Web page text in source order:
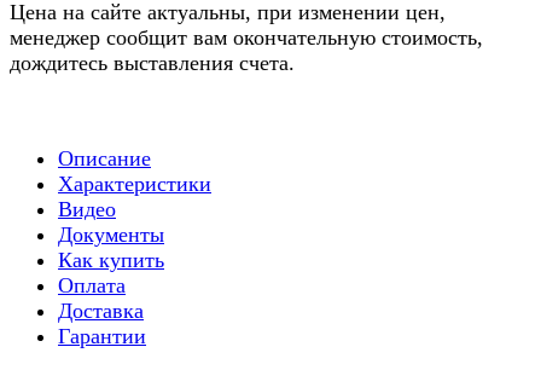
Цена на сайте актуальны, при изменении цен,
менеджер сообщит вам окончательную стоимость,
дождитесь выставления счета.
Описание
Характеристики
Видео
Документы
Как купить
Оплата
Доставка
Гарантии